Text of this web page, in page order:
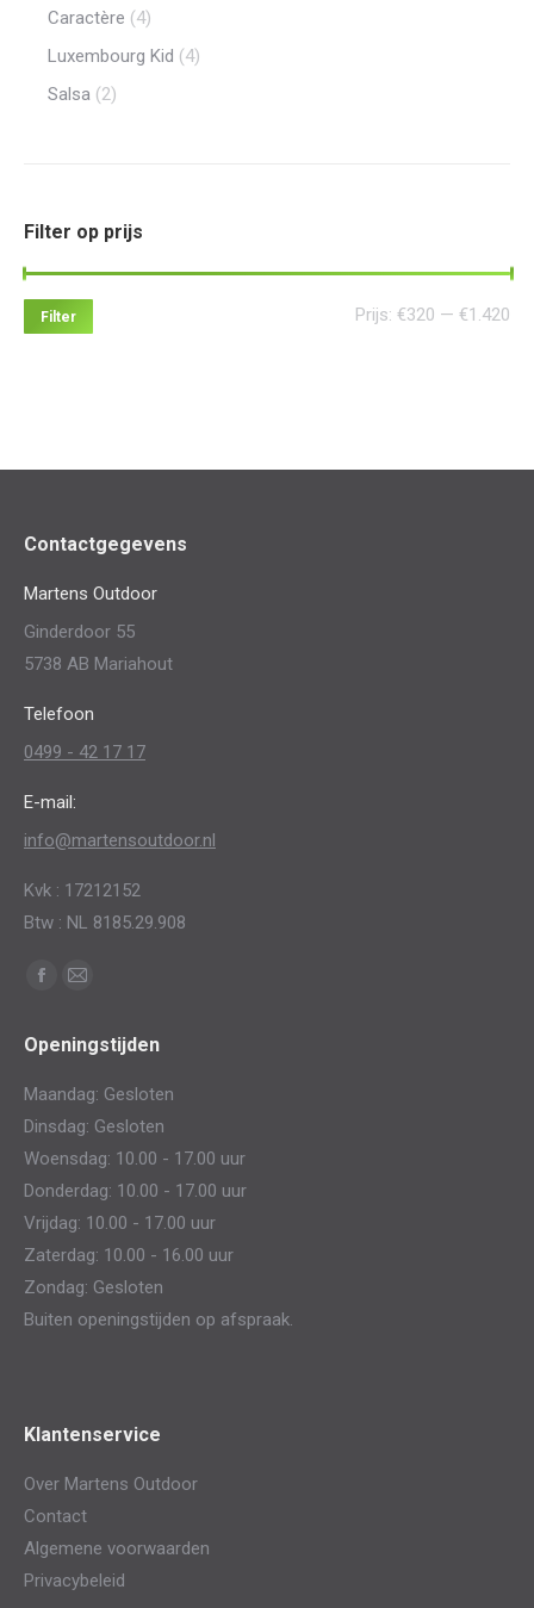
Caractère (4)
Luxembourg Kid (4)
Salsa (2)
Filter op prijs
Filter Prijs: €320 — €1.420
Contactgegevens
Martens Outdoor
Ginderdoor 55
5738 AB Mariahout
Telefoon
0499 - 42 17 17
E-mail:
info@martensoutdoor.nl
Kvk : 17212152
Btw : NL 8185.29.908
Vind ons op:
Facebook
opens
Mail
opens
Openingstijden
Maandag: Gesloten
Dinsdag: Gesloten
Woensdag: 10.00 - 17.00 uur
Donderdag: 10.00 - 17.00 uur
Vrijdag: 10.00 - 17.00 uur
Zaterdag: 10.00 - 16.00 uur
Zondag: Gesloten
Buiten openingstijden op afspraak.
Klantenservice
Over Martens Outdoor
Contact
Algemene voorwaarden
Privacybeleid